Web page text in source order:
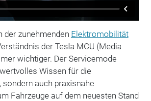
der zunehmenden Elektromobilität
der Tesla MCU (Media
wichtiger. Der Servicemode
Wissen für die
sondern auch praxisnahe
Fahrzeuge auf dem neuesten Stand